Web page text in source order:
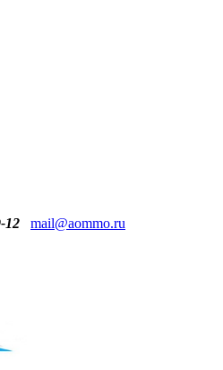
12
mail@aommo.ru